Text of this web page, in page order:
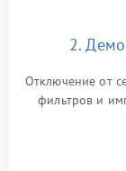
2.
Отключение от
фильтров и